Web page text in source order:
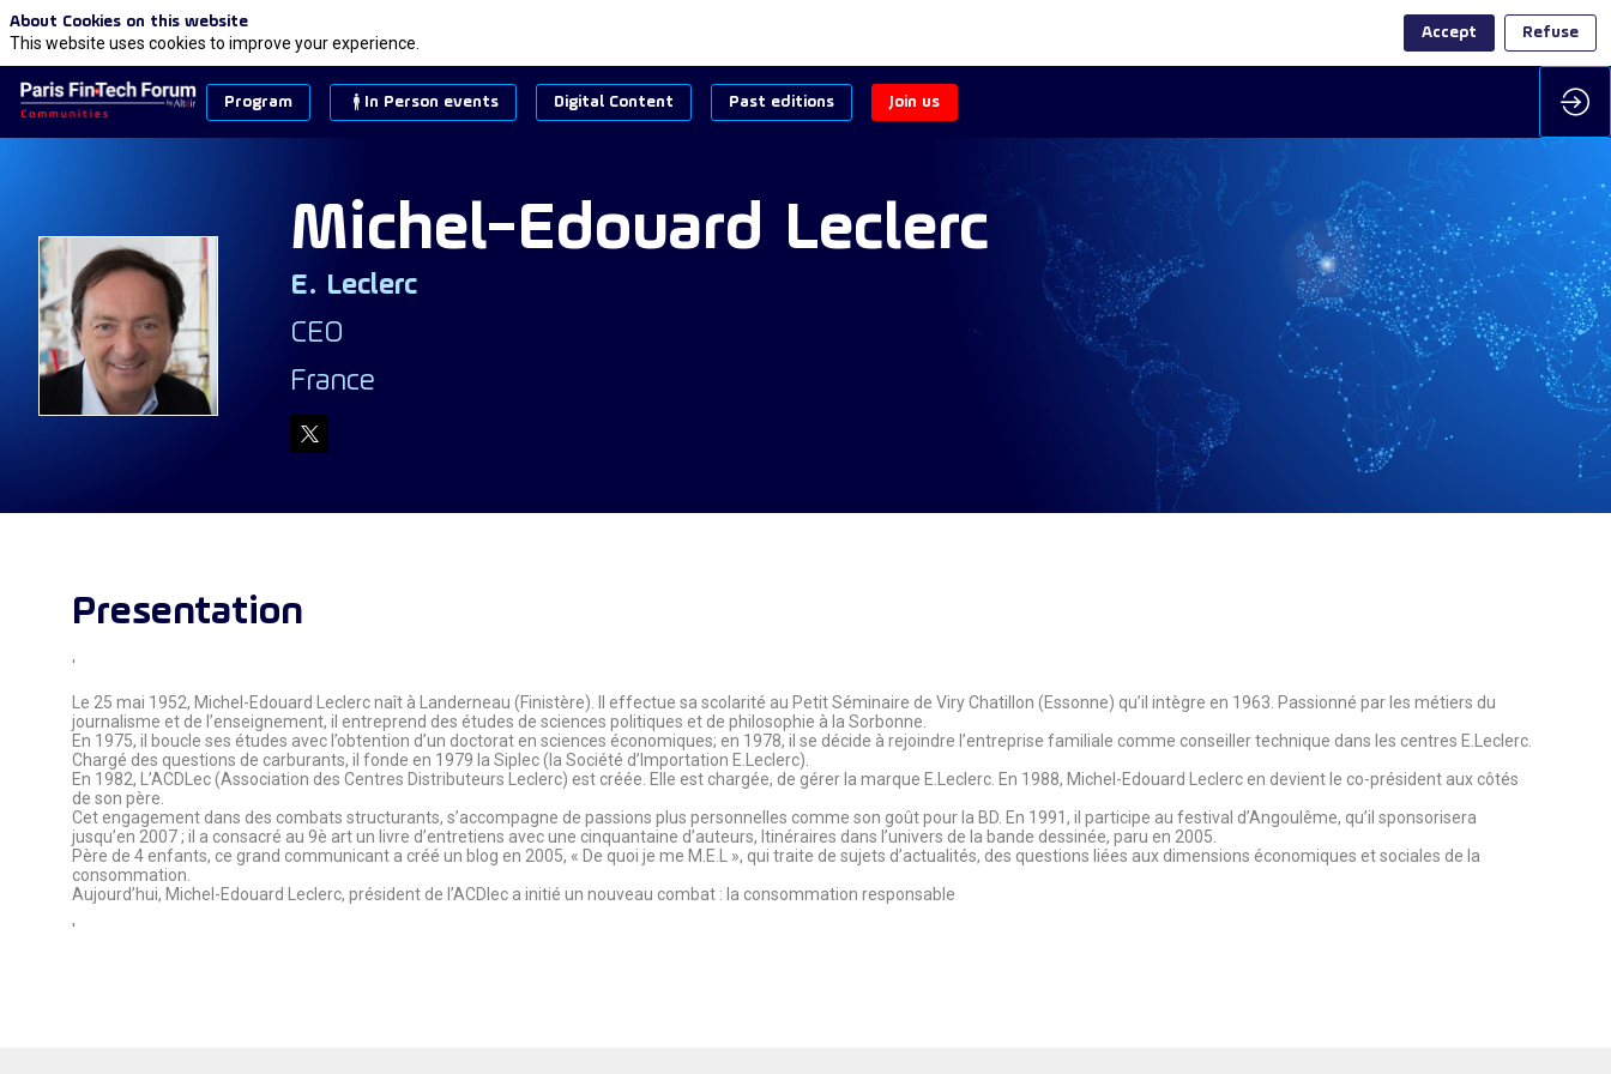
Program In Person events Digital Content Past editions Join us
ML
Michel-Edouard Leclerc
E. Leclerc
CEO
France
Presentation
'
Le 25 mai 1952, Michel-Edouard Leclerc naît à Landerneau (Finistère). Il effectue sa scolarité au Petit Séminaire de Viry Chatillon (Essonne) qu’il intègre en 1963. Passionné par les métiers du
journalisme et de l’enseignement, il entreprend des études de sciences politiques et de philosophie à la Sorbonne.
En 1975, il boucle ses études avec l’obtention d’un doctorat en sciences économiques; en 1978, il se décide à rejoindre l’entreprise familiale comme conseiller technique dans les centres E.Leclerc.
Chargé des questions de carburants, il fonde en 1979 la Siplec (la Société d’Importation E.Leclerc).
En 1982, L’ACDLec (Association des Centres Distributeurs Leclerc) est créée. Elle est chargée, de gérer la marque E.Leclerc. En 1988, Michel-Edouard Leclerc en devient le co-président aux côtés
de son père.
Cet engagement dans des combats structurants, s’accompagne de passions plus personnelles comme son goût pour la BD. En 1991, il participe au festival d’Angoulême, qu’il sponsorisera
jusqu’en 2007 ; il a consacré au 9è art un livre d’entretiens avec une cinquantaine d’auteurs, Itinéraires dans l’univers de la bande dessinée, paru en 2005.
Père de 4 enfants, ce grand communicant a créé un blog en 2005, « De quoi je me M.E.L », qui traite de sujets d’actualités, des questions liées aux dimensions économiques et sociales de la
consommation.
Aujourd’hui, Michel-Edouard Leclerc, président de l’ACDlec a initié un nouveau combat : la consommation responsable
'
About Cookies on this website
This website uses cookies to improve your experience.
Accept Refuse